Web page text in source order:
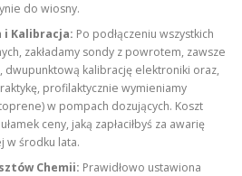
do wiosny.
i Kalibracja: Po podłączeniu wszystkich
zakładamy sondy z powrotem, zawsze
dwupunktową kalibrację elektroniki oraz,
profilaktycznie wymieniamy
w pompach dozujących. Koszt
ceny, jaką zapłaciłbyś za awarię
w środku lata.
Chemii: Prawidłowo ustawiona